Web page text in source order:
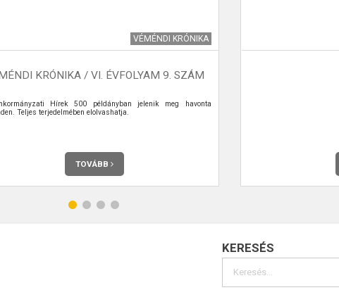
VÉMÉNDI KRÓNIKA
KRÓNIKA / VI. ÉVFOLYAM 9. SZÁM
Hírek 500 példányban jelenik meg havonta
Teljes terjedelmében elolvashatja.
TOVÁBB
KERESÉS